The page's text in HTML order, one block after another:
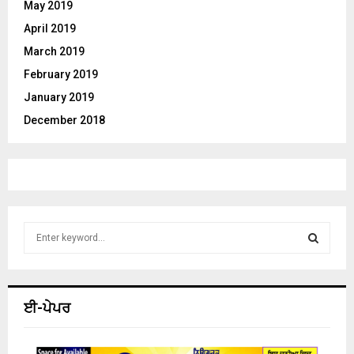
May 2019
April 2019
March 2019
February 2019
January 2019
December 2018
h
ਈ-ਪੇਪਰ